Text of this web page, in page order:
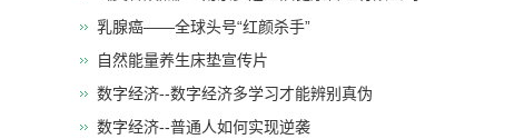
乳腺癌——全球头号“红颜杀手”
自然能量养生床垫宣传片
数字经济--数字经济多学习才能辨别真伪
数字经济--普通人如何实现逆袭